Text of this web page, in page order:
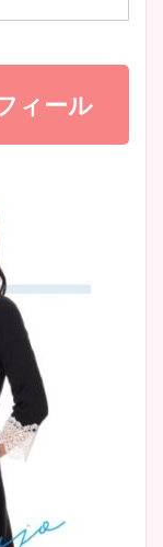
ナのニット画像
のメガネ画像が
ップや水着姿も
まとめた！
のカップ画像まと
脚でニット衣装も
かわいい！
ナのかわいい画
カップ、同期や
もチェック！
のかわいいカッ
！同期や実家に
プロフも！
のカップ画像や
ィール